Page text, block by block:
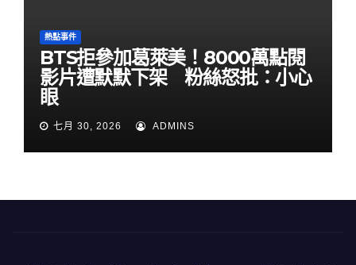
熱點事件
BTS拒參加葛萊美！8000萬點閱
影片遭默默下架 粉絲怒批：小心
眼
七月 30, 2026 ADMINS